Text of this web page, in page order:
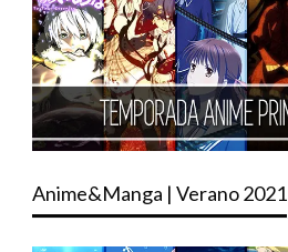
Anime&Manga | Verano 2021